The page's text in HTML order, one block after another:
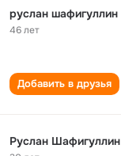
руслан шафигуллин
46 лет
Добавить в друзья
Руслан Шафигуллин